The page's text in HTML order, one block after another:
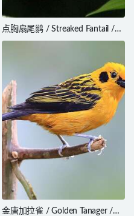
点胸扇尾鹟 / Streaked Fantail /
Rhipidura verreauxi
金唐加拉雀 / Golden Tanager /